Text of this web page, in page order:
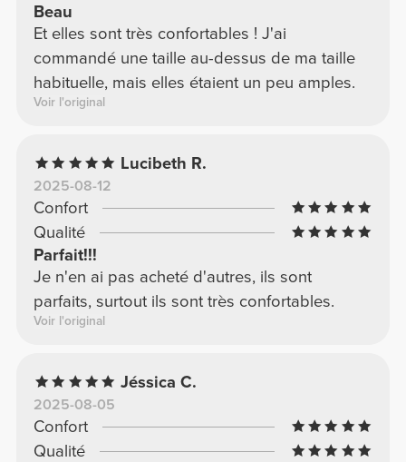
Beau
Et elles sont très confortables ! J'ai
commandé une taille au-dessus de ma taille
habituelle, mais elles étaient un peu amples.
Voir l'original
Lucibeth R.
2025-08-12
Confort
Qualité
Parfait!!!
Je n'en ai pas acheté d'autres, ils sont
parfaits, surtout ils sont très confortables.
Voir l'original
Jéssica C.
2025-08-05
Confort
Qualité